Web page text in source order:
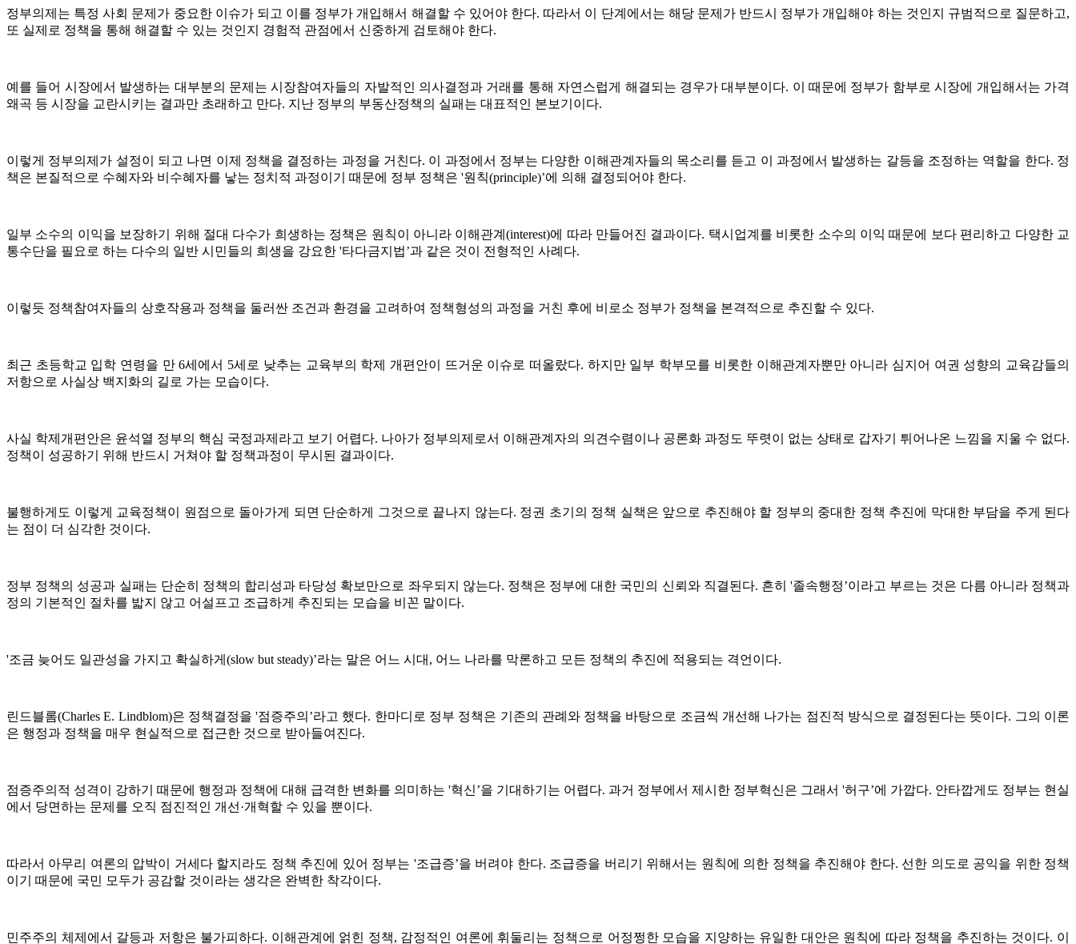
정부의제는 특정 사회 문제가 중요한 이슈가 되고 이를 정부가 개입해서 해결할 수 있어야 한다. 따라서 이 단계에서는 해당 문제가 반드시 정부가 개입해야 하는 것인지 규범적으로 질문하고,
또 실제로 정책을 통해 해결할 수 있는 것인지 경험적 관점에서 신중하게 검토해야 한다.
예를 들어 시장에서 발생하는 대부분의 문제는 시장참여자들의 자발적인 의사결정과 거래를 통해 자연스럽게 해결되는 경우가 대부분이다. 이 때문에 정부가 함부로 시장에 개입해서는 가격
왜곡 등 시장을 교란시키는 결과만 초래하고 만다. 지난 정부의 부동산정책의 실패는 대표적인 본보기이다.
이렇게 정부의제가 설정이 되고 나면 이제 정책을 결정하는 과정을 거친다. 이 과정에서 정부는 다양한 이해관계자들의 목소리를 듣고 이 과정에서 발생하는 갈등을 조정하는 역할을 한다. 정
책은 본질적으로 수혜자와 비수혜자를 낳는 정치적 과정이기 때문에 정부 정책은 '원칙(principle)’에 의해 결정되어야 한다.
일부 소수의 이익을 보장하기 위해 절대 다수가 희생하는 정책은 원칙이 아니라 이해관계(interest)에 따라 만들어진 결과이다. 택시업계를 비롯한 소수의 이익 때문에 보다 편리하고 다양한 교
통수단을 필요로 하는 다수의 일반 시민들의 희생을 강요한 '타다금지법’과 같은 것이 전형적인 사례다.
이렇듯 정책참여자들의 상호작용과 정책을 둘러싼 조건과 환경을 고려하여 정책형성의 과정을 거친 후에 비로소 정부가 정책을 본격적으로 추진할 수 있다.
최근 초등학교 입학 연령을 만 6세에서 5세로 낮추는 교육부의 학제 개편안이 뜨거운 이슈로 떠올랐다. 하지만 일부 학부모를 비롯한 이해관계자뿐만 아니라 심지어 여권 성향의 교육감들의
저항으로 사실상 백지화의 길로 가는 모습이다.
사실 학제개편안은 윤석열 정부의 핵심 국정과제라고 보기 어렵다. 나아가 정부의제로서 이해관계자의 의견수렴이나 공론화 과정도 뚜렷이 없는 상태로 갑자기 튀어나온 느낌을 지울 수 없다.
정책이 성공하기 위해 반드시 거쳐야 할 정책과정이 무시된 결과이다.
불행하게도 이렇게 교육정책이 원점으로 돌아가게 되면 단순하게 그것으로 끝나지 않는다. 정권 초기의 정책 실책은 앞으로 추진해야 할 정부의 중대한 정책 추진에 막대한 부담을 주게 된다
는 점이 더 심각한 것이다.
정부 정책의 성공과 실패는 단순히 정책의 합리성과 타당성 확보만으로 좌우되지 않는다. 정책은 정부에 대한 국민의 신뢰와 직결된다. 흔히 '졸속행정’이라고 부르는 것은 다름 아니라 정책과
정의 기본적인 절차를 밟지 않고 어설프고 조급하게 추진되는 모습을 비꼰 말이다.
'조금 늦어도 일관성을 가지고 확실하게(slow but steady)’라는 말은 어느 시대, 어느 나라를 막론하고 모든 정책의 추진에 적용되는 격언이다.
린드블롬(Charles E. Lindblom)은 정책결정을 '점증주의’라고 했다. 한마디로 정부 정책은 기존의 관례와 정책을 바탕으로 조금씩 개선해 나가는 점진적 방식으로 결정된다는 뜻이다. 그의 이론
은 행정과 정책을 매우 현실적으로 접근한 것으로 받아들여진다.
점증주의적 성격이 강하기 때문에 행정과 정책에 대해 급격한 변화를 의미하는 '혁신’을 기대하기는 어렵다. 과거 정부에서 제시한 정부혁신은 그래서 '허구’에 가깝다. 안타깝게도 정부는 현실
에서 당면하는 문제를 오직 점진적인 개선·개혁할 수 있을 뿐이다.
따라서 아무리 여론의 압박이 거세다 할지라도 정책 추진에 있어 정부는 '조급증’을 버려야 한다. 조급증을 버리기 위해서는 원칙에 의한 정책을 추진해야 한다. 선한 의도로 공익을 위한 정책
이기 때문에 국민 모두가 공감할 것이라는 생각은 완벽한 착각이다.
민주주의 체제에서 갈등과 저항은 불가피하다. 이해관계에 얽힌 정책, 감정적인 여론에 휘둘리는 정책으로 어정쩡한 모습을 지양하는 유일한 대안은 원칙에 따라 정책을 추진하는 것이다. 이